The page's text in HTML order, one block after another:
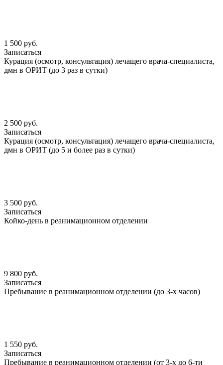
1 500 руб.
Записаться
Курация (осмотр, консультация) лечащего врача-специалиста,
дмн в ОРИТ (до 3 раз в сутки)
2 500 руб.
Записаться
Курация (осмотр, консультация) лечащего врача-специалиста,
дмн в ОРИТ (до 5 и более раз в сутки)
3 500 руб.
Записаться
Койко-день в реанимационном отделении
9 800 руб.
Записаться
Пребывание в реанимационном отделении (до 3-х часов)
1 550 руб.
Записаться
Пребывание в реанимационном отделении (от 3-х до 6-ти